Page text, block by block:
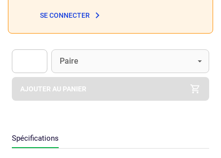
SE CONNECTER
Apok.Product.Detail.AddToCart.Quantity (Optionnel)
Unité
Paire
AJOUTER AU PANIER
Spécifications